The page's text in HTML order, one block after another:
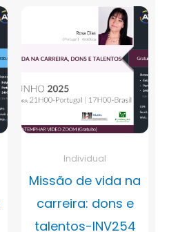
Individual
Missão de vida na
carreira: dons e
talentos-INV254